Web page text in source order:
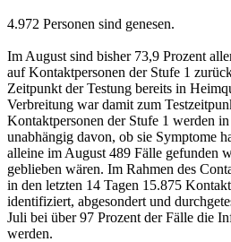
4.972 Personen sind genesen.
Im August sind bisher 73,9 Prozent
auf Kontaktpersonen der Stufe 1
Zeitpunkt der Testung bereits in
Verbreitung war damit zum
Kontaktpersonen der Stufe 1 werden
unabhängig davon, ob sie Symptome
alleine im August 489 Fälle gefunden
geblieben wären. Im Rahmen des
in den letzten 14 Tagen 15.875
identifiziert, abgesondert und
Juli bei über 97 Prozent der Fälle die
werden.